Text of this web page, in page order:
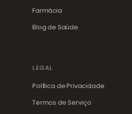
Farmácia
Blog de Saúde
LEGAL
Política de Privacidade
Termos de Serviço